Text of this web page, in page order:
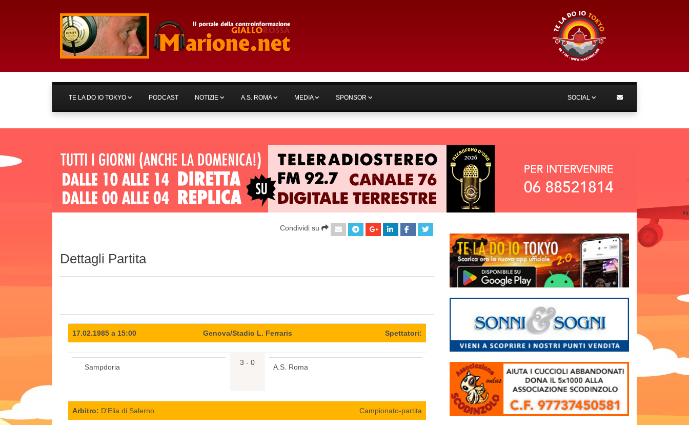
TE LA DO IO TOKYO PODCAST NOTIZIE A.S. ROMA MEDIA SPONSOR SOCIAL
Condividi su
Dettagli Partita
17.02.1985 a 15:00 Genova/Stadio L. Ferraris Spettatori:
Sampdoria
3 - 0
A.S. Roma
Arbitro: D'Elia di Salerno Campionato-partita